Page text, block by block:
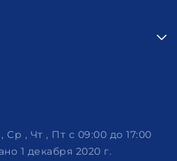
Ср , Чт , Пт c 09:00 до 17:00
1 декабря 2020 г.